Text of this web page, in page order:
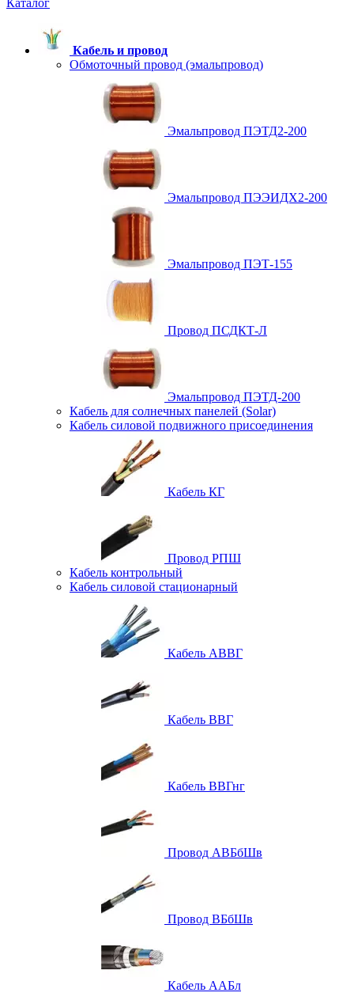
Каталог
Кабель и провод
Обмоточный провод (эмальпровод)
Эмальпровод ПЭТД2-200
Эмальпровод ПЭЭИДХ2-200
Эмальпровод ПЭТ-155
Провод ПСДКТ-Л
Эмальпровод ПЭТД-200
Кабель для солнечных панелей (Solar)
Кабель силовой подвижного присоединения
Кабель КГ
Провод РПШ
Кабель контрольный
Кабель силовой стационарный
Кабель АВВГ
Кабель ВВГ
Кабель ВВГнг
Провод АВБбШв
Провод ВБбШв
Кабель ААБл